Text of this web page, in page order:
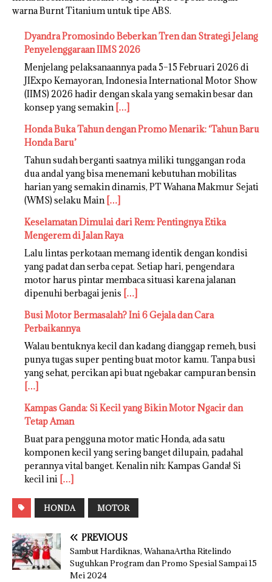
warna Burnt Titanium untuk tipe ABS.
Dyandra Promosindo Beberkan Tren dan Strategi Jelang
Penyelenggaraan IIMS 2026
Menjelang pelaksanaannya pada 5–15 Februari 2026 di
JIExpo Kemayoran, Indonesia International Motor Show
(IIMS) 2026 hadir dengan skala yang semakin besar dan
konsep yang semakin […]
Honda Buka Tahun dengan Promo Menarik: ‘Tahun Baru
Honda Baru’
Tahun sudah berganti saatnya miliki tunggangan roda
dua andal yang bisa menemani kebutuhan mobilitas
harian yang semakin dinamis, PT Wahana Makmur Sejati
(WMS) selaku Main […]
Keselamatan Dimulai dari Rem: Pentingnya Etika
Mengerem di Jalan Raya
Lalu lintas perkotaan memang identik dengan kondisi
yang padat dan serba cepat. Setiap hari, pengendara
motor harus pintar membaca situasi karena jalanan
dipenuhi berbagai jenis […]
Busi Motor Bermasalah? Ini 6 Gejala dan Cara
Perbaikannya
Walau bentuknya kecil dan kadang dianggap remeh, busi
punya tugas super penting buat motor kamu. Tanpa busi
yang sehat, percikan api buat ngebakar campuran bensin
[…]
Kampas Ganda: Si Kecil yang Bikin Motor Ngacir dan
Tetap Aman
Buat para pengguna motor matic Honda, ada satu
komponen kecil yang sering banget dilupain, padahal
perannya vital banget. Kenalin nih: Kampas Ganda! Si
kecil ini […]
HONDA MOTOR
PREVIOUS
Sambut Hardiknas, WahanaArtha Ritelindo
Suguhkan Program dan Promo Spesial Sampai 15
Mei 2024